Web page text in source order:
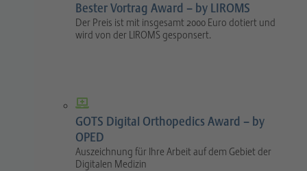
Bester Vortrag Award – by LIROMS
Der Preis ist mit insgesamt 2000 Euro dotiert und
wird von der LIROMS gesponsert.
GOTS Digital Orthopedics Award – by
OPED
Auszeichnung für Ihre Arbeit auf dem Gebiet der
Digitalen Medizin